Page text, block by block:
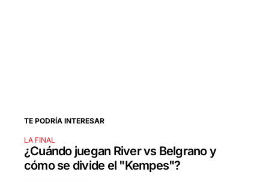
TE PODRÍA INTERESAR
LA FINAL
¿Cuándo juegan River vs Belgrano y
cómo se divide el "Kempes"?